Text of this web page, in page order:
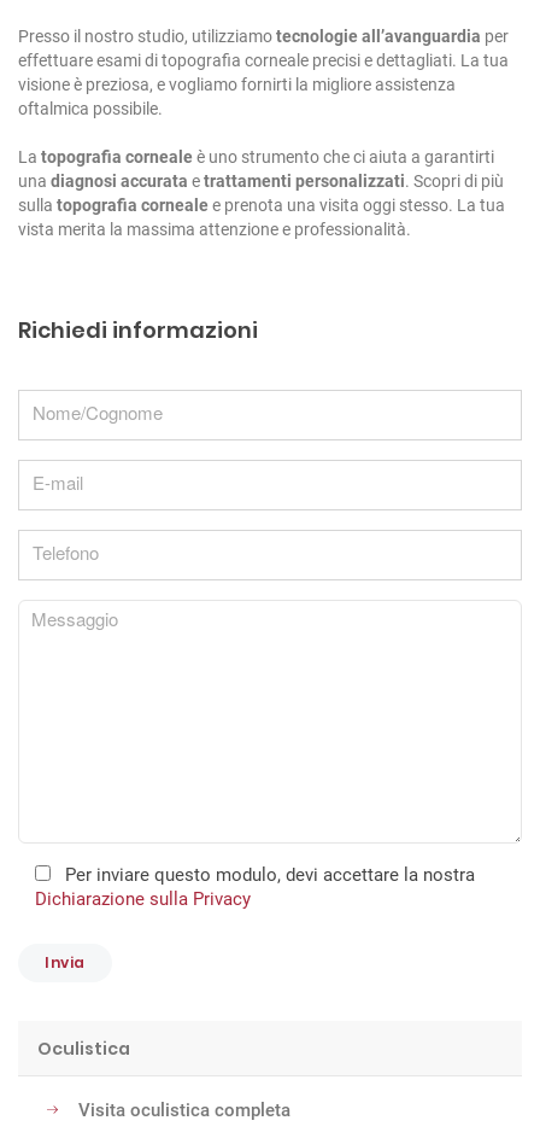
Presso il nostro studio, utilizziamotecnologie all’avanguardia per
effettuare esami di topografia corneale precisi e dettagliati. La tua
visione è preziosa, e vogliamo fornirti la migliore assistenza
oftalmica possibile.
La topografia cornealeè uno strumento che ci aiuta a garantirti
una diagnosi accurata etrattamenti personalizzati. Scopri di più
sulla topografia cornealee prenota una visita oggi stesso. La tua
vista merita la massima attenzione e professionalità.
Richiedi informazioni
Per inviare questo modulo, devi accettare la nostra
Dichiarazione sulla Privacy
Oculistica
Visita oculistica completa